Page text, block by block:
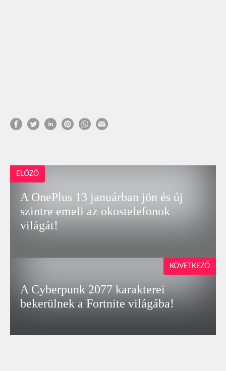
ELŐZŐ
A OnePlus 13 januárban jön és új
szintre emeli az okostelefonok
világát!
A Cyberpunk 2077 karakterei
bekerülnek a Fortnite világába!
KÖVETKEZŐ